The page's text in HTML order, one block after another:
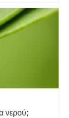
νερού;